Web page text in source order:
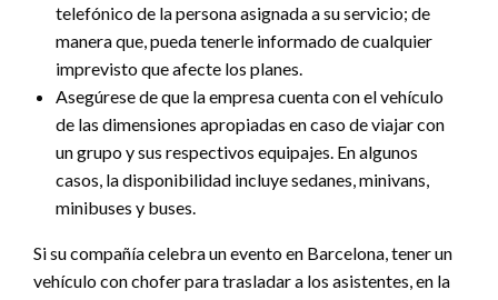
telefónico de la persona asignada a su servicio; de
manera que, pueda tenerle informado de cualquier
imprevisto que afecte los planes.
Asegúrese de que la empresa cuenta con el vehículo
de las dimensiones apropiadas en caso de viajar con
un grupo y sus respectivos equipajes. En algunos
casos, la disponibilidad incluye sedanes, minivans,
minibuses y buses.
Si su compañía celebra un evento en Barcelona, tener un
vehículo con chofer para trasladar a los asistentes, en la